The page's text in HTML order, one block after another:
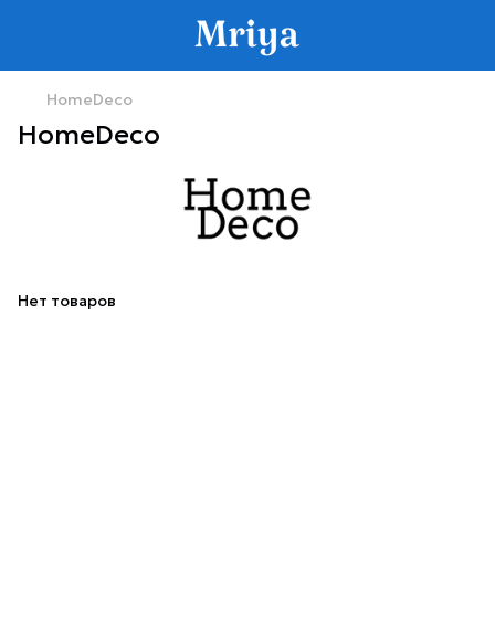
HomeDeco
HomeDeco
Нет товаров